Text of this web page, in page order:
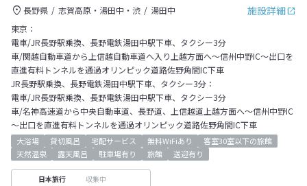
施設詳細
長野県 志賀高原・湯田中・渋
湯田中
東京：
電車/JR長野駅乗換、長野電鉄湯田中駅下車、タクシー3分
車/関越自動車道から上信越自動車道へ入り上越方面へ～信州中野IC～出口を
直進有料トンネルを通過オリンピック道路佐野角間IC下車
JR長野駅乗換、長野電鉄湯田中駅下車、タクシー3分：
電車/JR長野駅乗換、長野電鉄湯田中駅下車、タクシー3分
車/名神高速道から中央自動車道、長野道、上信越道上越方面へ～信州中野IC
～出口を直進有料トンネルを通過オリンピック道路佐野角間IC下車
大浴場 貸切風呂 宅配サービス 無料WiFiあり
客室30室以下の旅館
天然温泉
露天風呂 駐車場有り 旅館 送迎有り
日本旅行 収集中